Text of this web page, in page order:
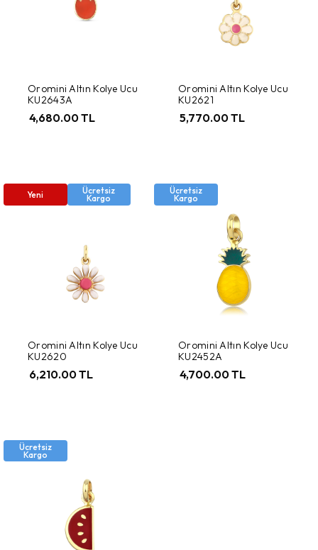
Oromini Altın Kolye Ucu
KU2643A
4,680.00 TL
Oromini Altın Kolye Ucu
KU2621
5,770.00 TL
Yeni Ücretsiz
Kargo
Oromini Altın Kolye Ucu
KU2620
6,210.00 TL
Ücretsiz
Kargo
Oromini Altın Kolye Ucu
KU2452A
4,700.00 TL
Ücretsiz
Kargo